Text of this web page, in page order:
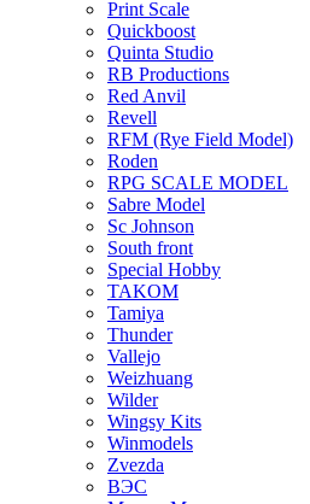
Print Scale
Quickboost
Quinta Studio
RB Productions
Red Anvil
Revell
RFM (Rye Field Model)
Roden
RPG SCALE MODEL
Sabre Model
Sc Johnson
South front
Special Hobby
TAKOM
Tamiya
Thunder
Vallejo
Weizhuang
Wilder
Wingsy Kits
Winmodels
Zvezda
ВЭС